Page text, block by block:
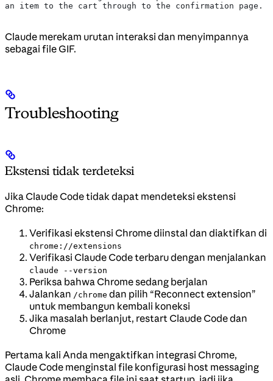
an item to the cart through to the confirmation page.
Claude merekam urutan interaksi dan menyimpannya
sebagai file GIF.
Troubleshooting
Ekstensi tidak terdeteksi
Jika Claude Code tidak dapat mendeteksi ekstensi
Chrome:
Verifikasi ekstensi Chrome diinstal dan diaktifkan di
chrome://extensions
Verifikasi Claude Code terbaru dengan menjalankan
claude --version
Periksa bahwa Chrome sedang berjalan
Jalankan /chrome dan pilih “Reconnect extension”
untuk membangun kembali koneksi
Jika masalah berlanjut, restart Claude Code dan
Chrome
Pertama kali Anda mengaktifkan integrasi Chrome,
Claude Code menginstal file konfigurasi host messaging